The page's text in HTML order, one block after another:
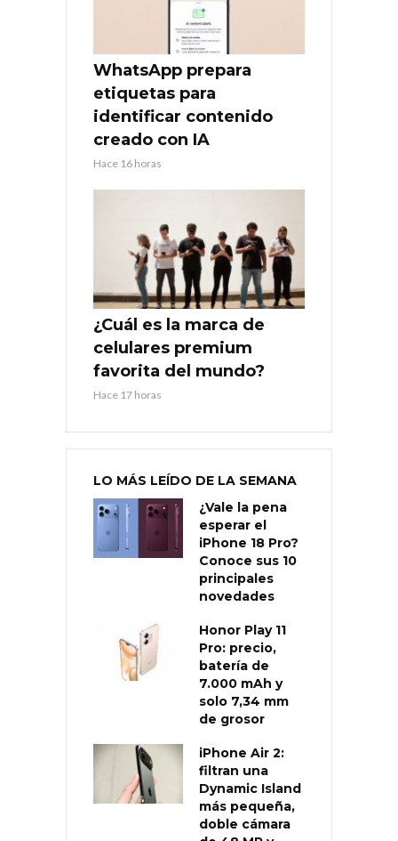
WhatsApp prepara
etiquetas para
identificar contenido
creado con IA
Hace 16 horas
¿Cuál es la marca de
celulares premium
favorita del mundo?
Hace 17 horas
LO MÁS LEÍDO DE LA SEMANA
¿Vale la pena
esperar el
iPhone 18 Pro?
Conoce sus 10
principales
novedades
Honor Play 11
Pro: precio,
batería de
7.000 mAh y
solo 7,34 mm
de grosor
iPhone Air 2:
filtran una
Dynamic Island
más pequeña,
doble cámara